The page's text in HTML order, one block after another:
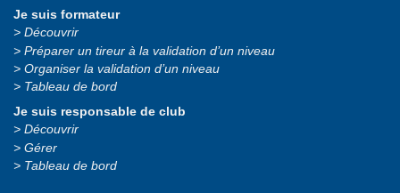
Je suis formateur
Découvrir
Préparer un tireur à la validation d’un niveau
Organiser la validation d’un niveau
Tableau de bord
Je suis responsable de club
Découvrir
Gérer
Tableau de bord